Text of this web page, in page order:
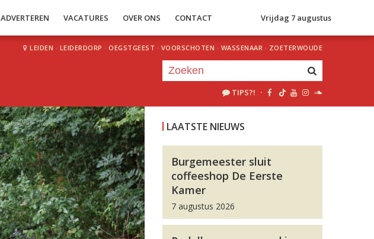
ADVERTEREN VACATURES OVER ONS CONTACT Vrijdag 7 augustus
LEIDEN · LEIDERDORP · OEGSTGEEST · VOORSCHOTEN · WASSENAAR · ZOETERWOUDE
TIPS?! ·
LAATSTE NIEUWS
Burgemeester sluit
coffeeshop De Eerste
Kamer
7 augustus 2026